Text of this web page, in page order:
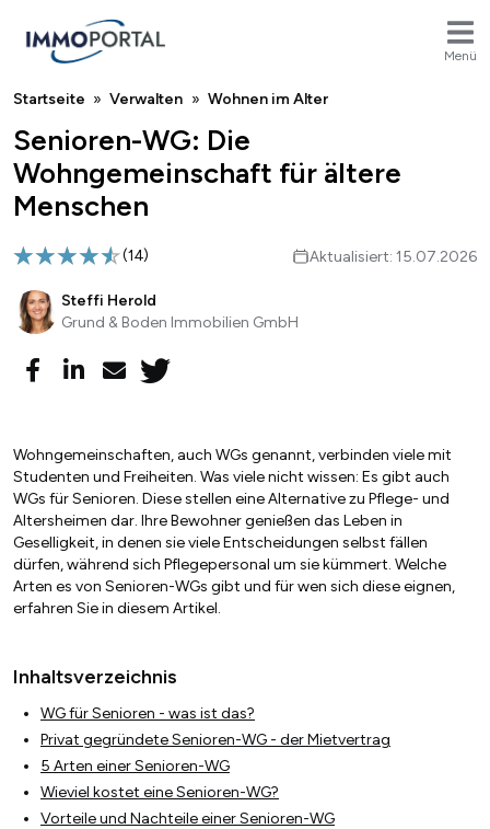
Menü
Breadcrumb
Startseite Verwalten Wohnen im Alter
Senioren-WG: Die
Wohngemeinschaft für ältere
Menschen
(14) Aktualisiert: 15.07.2026
Steffi Herold
Grund & Boden Immobilien GmbH
Wohngemeinschaften, auch WGs genannt, verbinden viele mit
Studenten und Freiheiten. Was viele nicht wissen: Es gibt auch
WGs für Senioren. Diese stellen eine Alternative zu Pflege- und
Altersheimen dar. Ihre Bewohner genießen das Leben in
Geselligkeit, in denen sie viele Entscheidungen selbst fällen
dürfen, während sich Pflegepersonal um sie kümmert. Welche
Arten es von Senioren-WGs gibt und für wen sich diese eignen,
erfahren Sie in diesem Artikel.
Inhaltsverzeichnis
WG für Senioren - was ist das?
Privat gegründete Senioren-WG - der Mietvertrag
5 Arten einer Senioren-WG
Wieviel kostet eine Senioren-WG?
Vorteile und Nachteile einer Senioren-WG